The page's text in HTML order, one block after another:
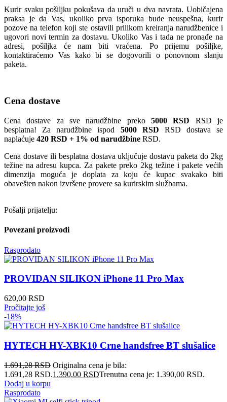
Kurir svaku pošiljku pokušava da uruči u dva navrata. Uobičajena
praksa je da Vas, ukoliko prva isporuka bude neuspešna, kurir
pozove na telefon koji ste ostavili prilikom kreiranja narudžbenice i
ugovori novi termin za dostavu. Ukoliko Vas i tada ne pronađe na
adresi, pošiljka će nam biti vraćena. Po prijemu pošiljke,
kontaktiraćemo Vas kako bi se dogovorili o ponovnom slanju
paketa.
Cena dostave
Cena dostave za sve narudžbine preko 5000 RSD RSD je
besplatna! Za narudžbine ispod 5000 RSD RSD dostava se
naplaćuje 420 RSD + 1% od narudžbine RSD.
Cena dostave ili besplatna dostava uključuje dostavu paketa do 2kg
težine na adresu kupca. Za pakete preko 2kg težine i pakete većih
dimenzija moguća je doplata za koju će kupac svakako biti
obavešten nakon izvršene provere sa kurirskim službama.
Pošalji prijatelju:
Povezani proizvodi
Rasprodato
PROVIDAN SILIKON iPhone 11 Pro Max
620,00 RSD
Pročitajte još
-18%
HYTECH HY-XBK10 Crne handsfree BT slušalice
1.691,28RSD Originalna cena je bila:
1.691,28 RSD.1.390,00 RSDTrenutna cena je: 1.390,00 RSD.
Dodaj u korpu
Rasprodato